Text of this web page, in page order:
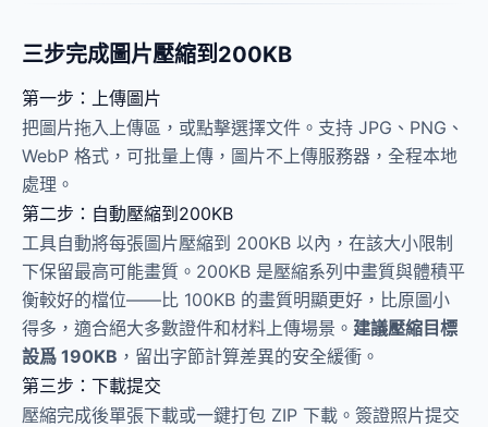
三步完成圖片壓縮到200KB
第一步：上傳圖片
把圖片拖入上傳區，或點擊選擇文件。支持 JPG、PNG、
WebP 格式，可批量上傳，圖片不上傳服務器，全程本地
處理。
第二步：自動壓縮到200KB
工具自動將每張圖片壓縮到 200KB 以內，在該大小限制
下保留最高可能畫質。200KB 是壓縮系列中畫質與體積平
衡較好的檔位——比 100KB 的畫質明顯更好，比原圖小
得多，適合絕大多數證件和材料上傳場景。 建議壓縮目標
設爲 190KB ，留出字節計算差異的安全緩衝。
第三步：下載提交
壓縮完成後單張下載或一鍵打包 ZIP 下載。簽證照片提交